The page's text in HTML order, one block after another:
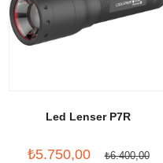
Led Lenser P7R
₺5.750,00 ₺6.400,00